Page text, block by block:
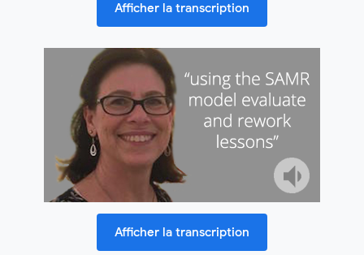
Afficher la transcription
Afficher la transcription